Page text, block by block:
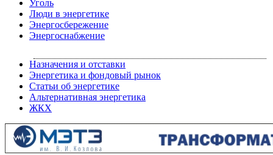
Уголь
Люди в энергетике
Энергосбережение
Энергоснабжение
Назначения и отставки
Энергетика и фондовый рынок
Статьи об энергетике
Альтернативная энергетика
ЖКХ